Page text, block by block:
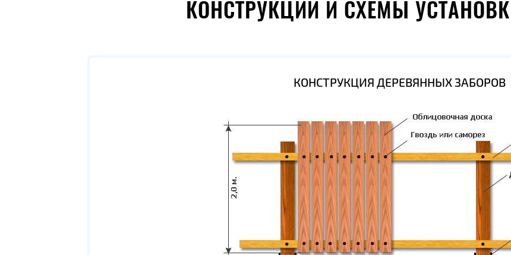
КОНСТРУКЦИИ И СХЕМЫ
КОНСТРУКЦИЯ ДЕРЕВЯННЫХ ЗАБОРОВ